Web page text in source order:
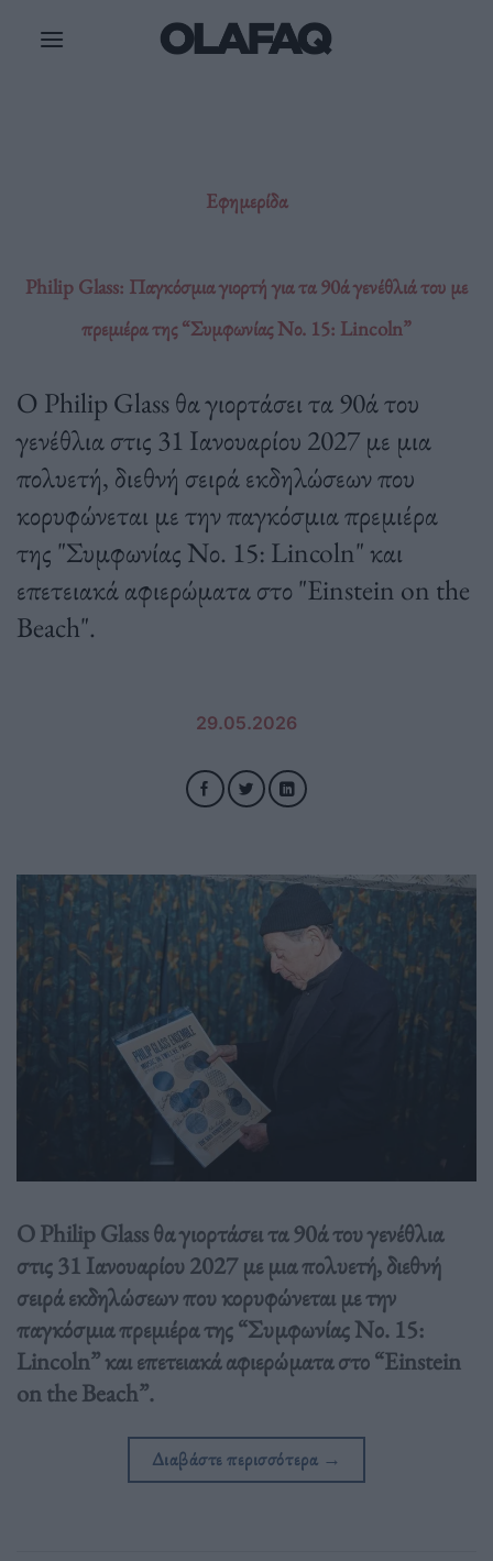
Εφημερίδα
Philip Glass: Παγκόσμια γιορτή για τα 90ά γενέθλιά του με
πρεμιέρα της “Συμφωνίας Νο. 15: Lincoln”
Ο Philip Glass θα γιορτάσει τα 90ά του
γενέθλια στις 31 Ιανουαρίου 2027 με μια
πολυετή, διεθνή σειρά εκδηλώσεων που
κορυφώνεται με την παγκόσμια πρεμιέρα
της "Συμφωνίας Νο. 15: Lincoln" και
επετειακά αφιερώματα στο "Einstein on the
Beach".
29.05.2026
Ο Philip Glass θα γιορτάσει τα 90ά του γενέθλια
στις 31 Ιανουαρίου 2027 με μια πολυετή, διεθνή
σειρά εκδηλώσεων που κορυφώνεται με την
παγκόσμια πρεμιέρα της “Συμφωνίας Νο. 15:
Lincoln” και επετειακά αφιερώματα στο “Einstein
on the Beach”.
Διαβάστε περισσότερα →